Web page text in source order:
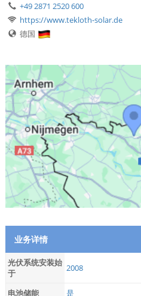
+49 2871 2520 600
https://www.tekloth-solar.de
德国
业务详情
光伏系统安装始
于
2008
电池储能 是